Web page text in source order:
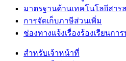
มาตรฐานด้านเทคโนโลยีสาร
การจัดเก็บภาษีส่วนเพิ่ม
ช่องทางแจ้งเรื่องร้องเรียนก
สำหรับเจ้าหน้าที่